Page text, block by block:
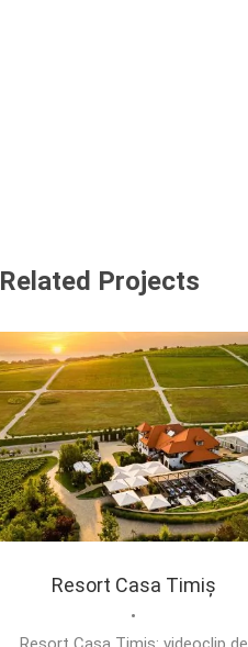
Related Projects
Resort Casa Timiș
•